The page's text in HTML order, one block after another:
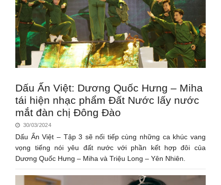
Dấu Ấn Việt: Dương Quốc Hưng – Miha
tái hiện nhạc phẩm Đất Nước lấy nước
mắt đàn chị Đông Đào
30/03/2024
Dấu Ấn Việt – Tập 3 sẽ nối tiếp cùng những ca khúc vang
vọng tiếng nói yêu đất nước với phần kết hợp đôi của
Dương Quốc Hưng – Miha và Triệu Long – Yên Nhiên.